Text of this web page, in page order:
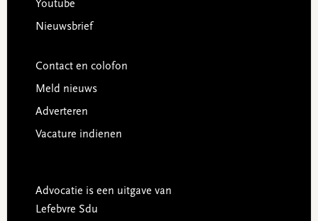
Youtube
Nieuwsbrief
Contact en colofon
Meld nieuws
Adverteren
Vacature indienen
Advocatie is een uitgave van
Lefebvre Sdu